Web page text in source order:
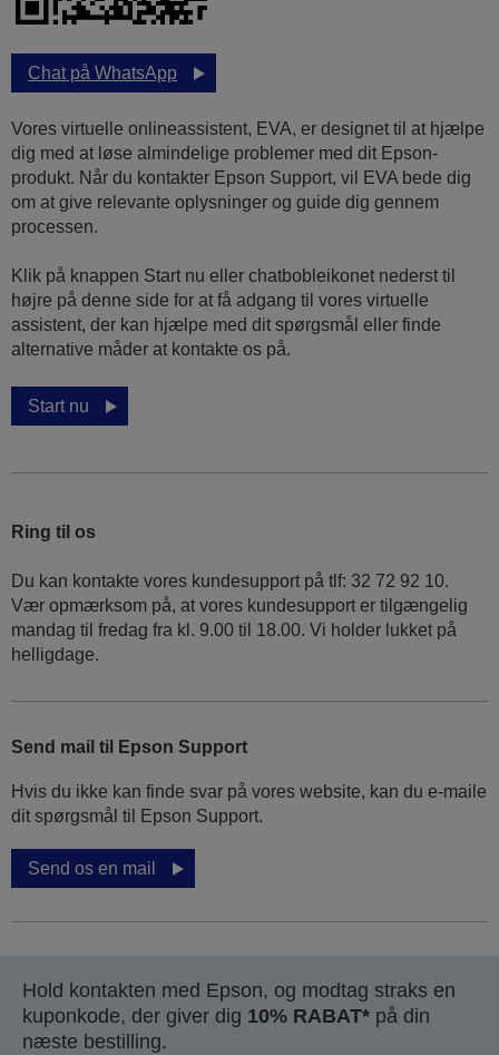
Chat på WhatsApp
Vores virtuelle onlineassistent, EVA, er designet til at hjælpe
dig med at løse almindelige problemer med dit Epson-
produkt. Når du kontakter Epson Support, vil EVA bede dig
om at give relevante oplysninger og guide dig gennem
processen.
Klik på knappen Start nu eller chatbobleikonet nederst til
højre på denne side for at få adgang til vores virtuelle
assistent, der kan hjælpe med dit spørgsmål eller finde
alternative måder at kontakte os på.
Start nu
Ring til os
Du kan kontakte vores kundesupport på tlf: 32 72 92 10.
Vær opmærksom på, at vores kundesupport er tilgængelig
mandag til fredag ​​fra kl. 9.00 til 18.00. Vi holder lukket på
helligdage.
Send mail til Epson Support
Hvis du ikke kan finde svar på vores website, kan du e-maile
dit spørgsmål til Epson Support.
Send os en mail
Hold kontakten med Epson, og modtag straks en
kuponkode, der giver dig 10% RABAT* på din
næste bestilling.